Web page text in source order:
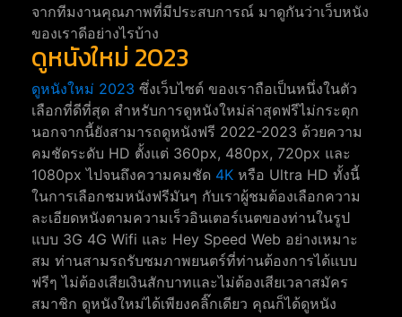
จากทีมงานคุณภาพที่มีประสบการณ์ มาดูกันว่าเว็บหนัง
ของเราดีอย่างไรบ้าง
ดูหนังใหม่ 2023
ดูหนังใหม่ 2023 ซึ่งเว็บไซต์ ของเราถือเป็นหนึ่งในตัว
เลือกที่ดีที่สุด สำหรับการดูหนังใหม่ล่าสุดฟรีไม่กระตุก
นอกจากนี้ยังสามารถดูหนังฟรี 2022-2023 ด้วยความ
คมชัดระดับ HD ตั้งแต่ 360px, 480px, 720px และ
1080px ไปจนถึงความคมชัด 4K หรือ Ultra HD ทั้งนี้
ในการเลือกชมหนังฟรีมันๆ กับเราผู้ชมต้องเลือกความ
ละเอียดหนังตามความเร็วอินเตอร์เนตของท่านในรูป
แบบ 3G 4G Wifi และ Hey Speed Web อย่างเหมาะ
สม ท่านสามรถรับชมภาพยนตร์ที่ท่านต้องการได้แบบ
ฟรีๆ ไม่ต้องเสียเงินสักบาทและไม่ต้องเสียเวลาสมัคร
สมาชิก ดูหนังใหม่ได้เพียงคลิ๊กเดียว คุณก็ได้ดูหนัง